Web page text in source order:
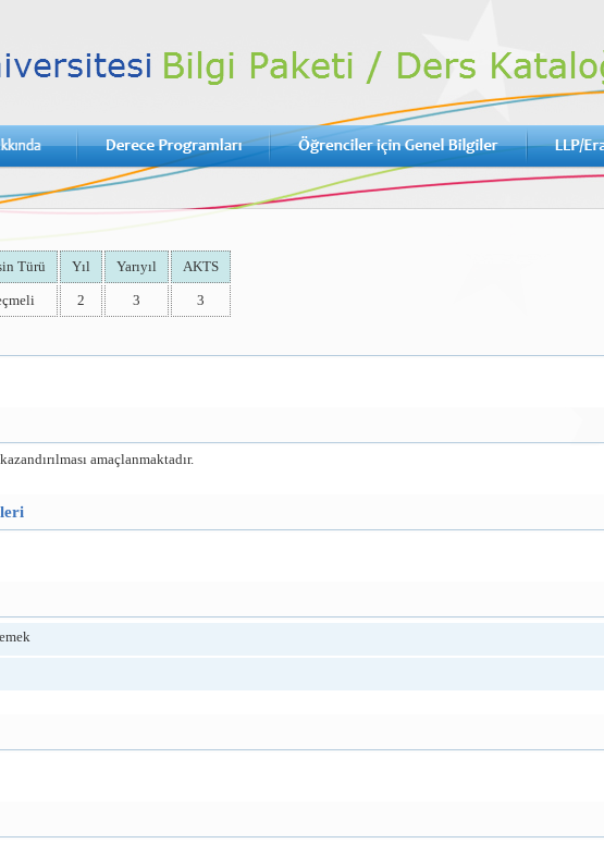
Türü Yıl Yarıyıl AKTS
2 3 3
amaçlanmaktadır.